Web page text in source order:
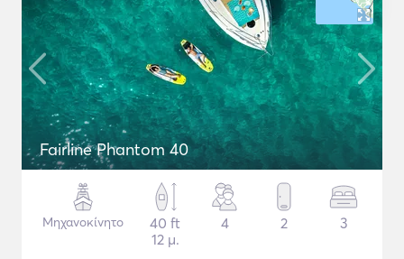
Fairline Phantom 40
Μηχανοκίνητο
40 ft
12 μ.
4 2 3